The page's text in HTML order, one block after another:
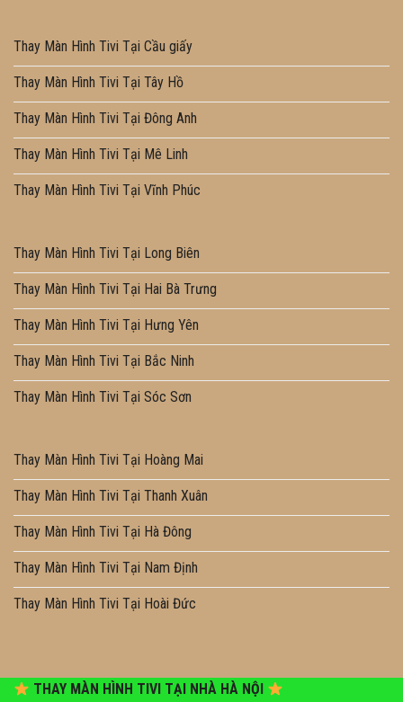
Thay Màn Hình Tivi Tại Cầu giấy
Thay Màn Hình Tivi Tại Tây Hồ
Thay Màn Hình Tivi Tại Đông Anh
Thay Màn Hình Tivi Tại Mê Linh
Thay Màn Hình Tivi Tại Vĩnh Phúc
Thay Màn Hình Tivi Tại Long Biên
Thay Màn Hình Tivi Tại Hai Bà Trưng
Thay Màn Hình Tivi Tại Hưng Yên
Thay Màn Hình Tivi Tại Bắc Ninh
Thay Màn Hình Tivi Tại Sóc Sơn
Thay Màn Hình Tivi Tại Hoàng Mai
Thay Màn Hình Tivi Tại Thanh Xuân
Thay Màn Hình Tivi Tại Hà Đông
Thay Màn Hình Tivi Tại Nam Định
Thay Màn Hình Tivi Tại Hoài Đức
THAY MÀN HÌNH TIVI TẠI NHÀ HÀ NỘI